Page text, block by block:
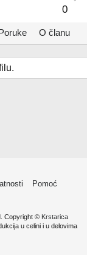
0
O članu
Pomoć
Copyright © Krstarica
u celini i u delovima